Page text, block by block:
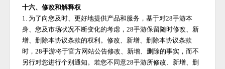
十六、修改和解释权
1. 为了向您及时、更好地提供产品和服务，基于对28手游本
身、您及市场状况不断变化的考虑，28手游保留随时修改、新
增、删除本协议条款的权利。修改、新增、删除本协议条款
时，28手游将于官方网站公告修改、新增、删除的事实，而不
另行对您进行个别通知。若您不同意28手游所修改、新增、删